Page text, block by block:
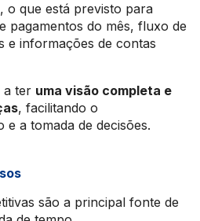
o que está previsto para
pagamentos do mês, fluxo de
e informações de contas
a ter uma visão completa e
, facilitando o
a tomada de decisões.
são a principal fonte de